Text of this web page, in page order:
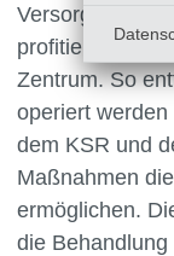
Versorgung.
profitieren vom
Zentrum. So
operiert
dem KSR und
Maßnahmen
ermöglichen.
die